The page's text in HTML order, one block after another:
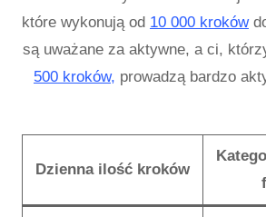
które wykonują od 10 000 kroków
są uważane za aktywne, a ci,
500 kroków, prowadzą bardzo
Dzienna ilość kroków